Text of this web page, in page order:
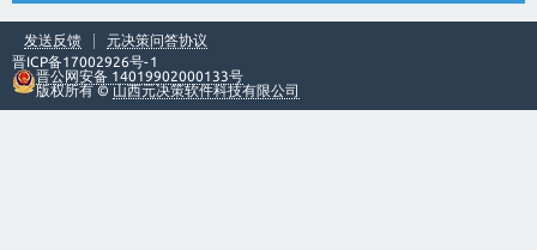
发送反馈
元决策问答协议
晋ICP备17002926号-1
晋公网安备 14019902000133号
版权所有 ©山西元决策软件科技有限公司